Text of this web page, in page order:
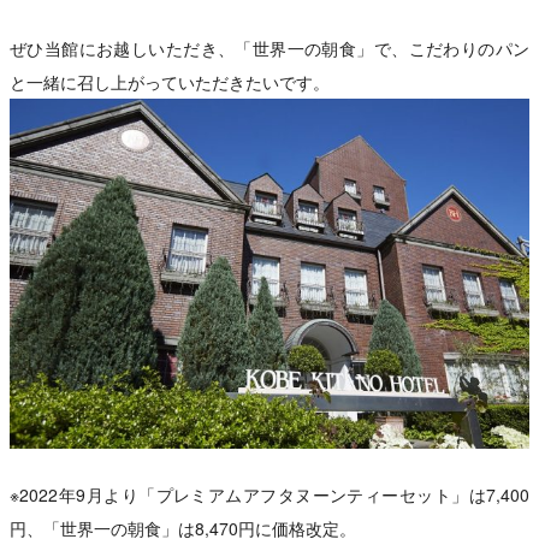
ぜひ当館にお越しいただき、「世界一の朝食」で、こだわりのパン
と一緒に召し上がっていただきたいです。
※2022年9月より「プレミアムアフタヌーンティーセット」は7,400
円、「世界一の朝食」は8,470円に価格改定。